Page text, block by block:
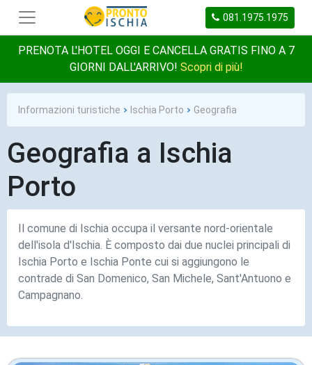
081.1975.1975
PRENOTA L'HOTEL OGGI E CANCELLA GRATIS FINO A 7
GIORNI DALL'ARRIVO! Scopri di più!
Informazioni turistiche Ischia Porto Geografia
Geografia a Ischia
Porto
Il comune di Ischia occupa il versante nord-orientale
dell'isola d'Ischia. È composto dai due nuclei principali di
Ischia Porto e Ischia Ponte cui si aggiungono le
contrade di San Domenico, San Michele, Sant'Antuono e
Campagnano.